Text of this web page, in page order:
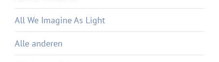
All We Imagine As Light
Alle anderen